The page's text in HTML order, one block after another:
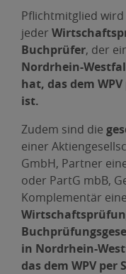
Pflichtmitglied
jeder
Buchprüfer, der
Nordrhein-
hat, das dem
ist.
Zudem sind die
einer
GmbH, Partner
oder PartG mbB,
Komplementär
in Nordrhein-
das dem WPV